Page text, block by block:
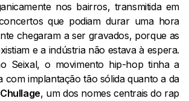
nos bairros, transmitida em
que podiam durar uma hora
chegaram a ser gravados, porque as
e a indústria não estava à espera.
Seixal, o movimento hip-hop tinha a
com implantação tão sólida quanto a da
Chullage, um dos nomes centrais do rap